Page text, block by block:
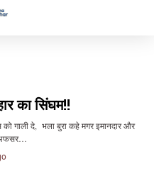
का सिंघम!!
गाली दे, भला बुरा कहे मगर इमानदार और